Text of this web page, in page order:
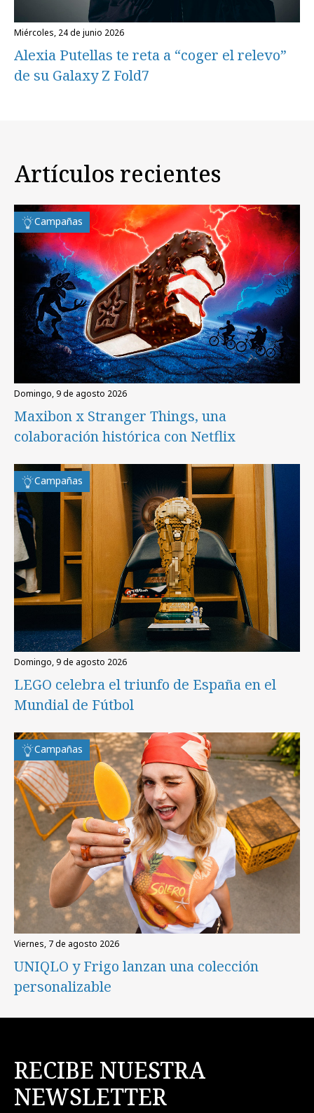
miércoles, 24 de junio 2026
Alexia Putellas te reta a “coger el relevo”
de su Galaxy Z Fold7
Artículos recientes
Campañas
domingo, 9 de agosto 2026
Maxibon x Stranger Things, una
colaboración histórica con Netflix
Campañas
domingo, 9 de agosto 2026
LEGO celebra el triunfo de España en el
Mundial de Fútbol
Campañas
viernes, 7 de agosto 2026
UNIQLO y Frigo lanzan una colección
personalizable
RECIBE NUESTRA
NEWSLETTER